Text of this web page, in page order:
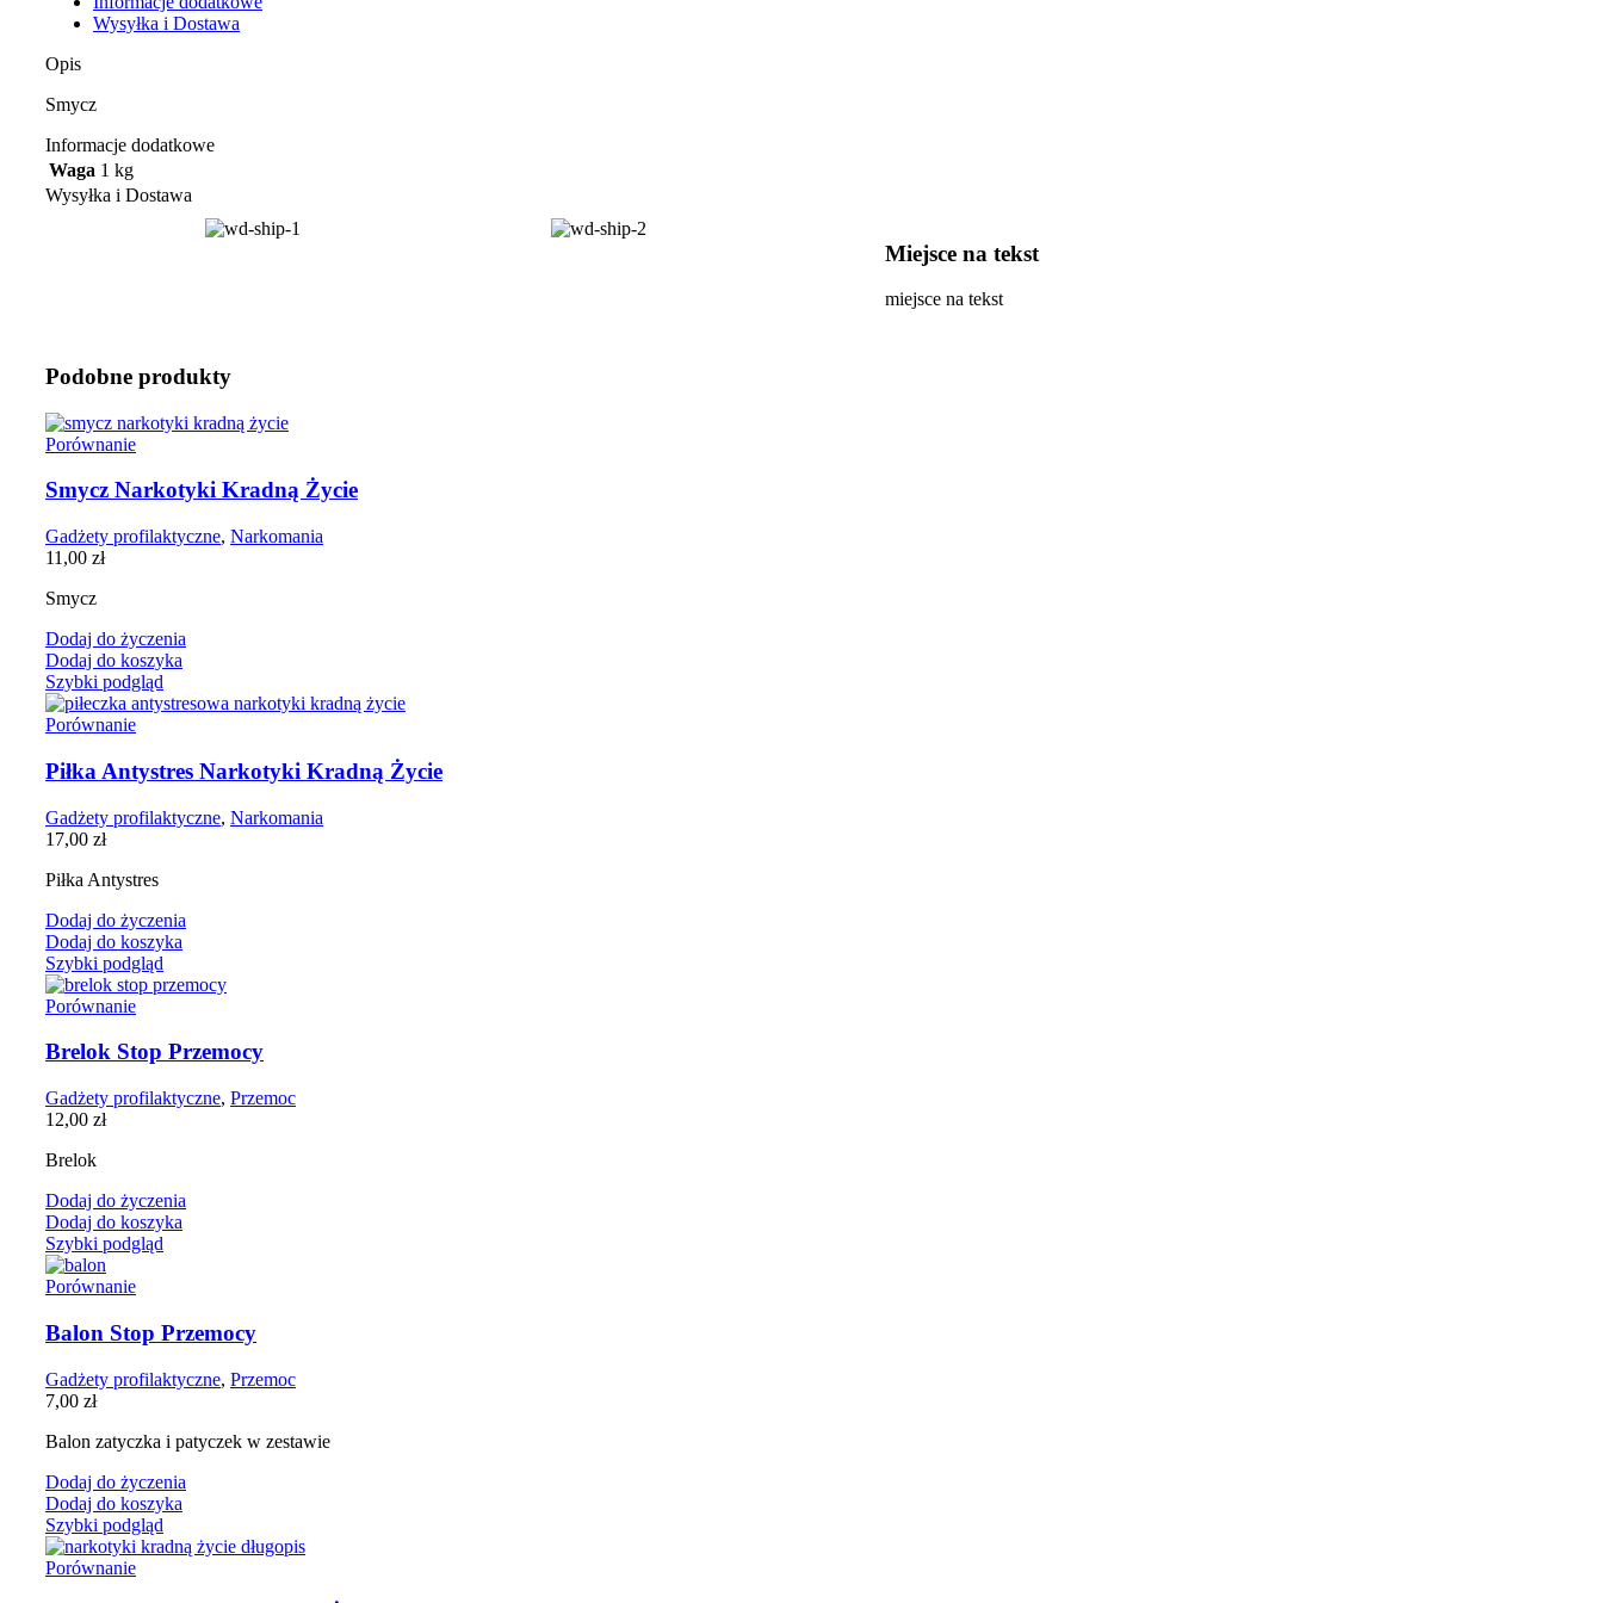
Wysyłka i Dostawa
Opis
Smycz
Informacje dodatkowe
Waga 1 kg
Wysyłka i Dostawa
Miejsce na tekst
miejsce na tekst
Podobne produkty
Porównanie
Smycz Narkotyki Kradną Życie
Gadżety profilaktyczne, Narkomania
11,00 zł
Smycz
Dodaj do życzenia
Dodaj do koszyka
Szybki podgląd
Porównanie
Piłka Antystres Narkotyki Kradną Życie
Gadżety profilaktyczne, Narkomania
17,00 zł
Piłka Antystres
Dodaj do życzenia
Dodaj do koszyka
Szybki podgląd
Porównanie
Brelok Stop Przemocy
Gadżety profilaktyczne, Przemoc
12,00 zł
Brelok
Dodaj do życzenia
Dodaj do koszyka
Szybki podgląd
Porównanie
Balon Stop Przemocy
Gadżety profilaktyczne, Przemoc
7,00 zł
Balon zatyczka i patyczek w zestawie
Dodaj do życzenia
Dodaj do koszyka
Szybki podgląd
Porównanie